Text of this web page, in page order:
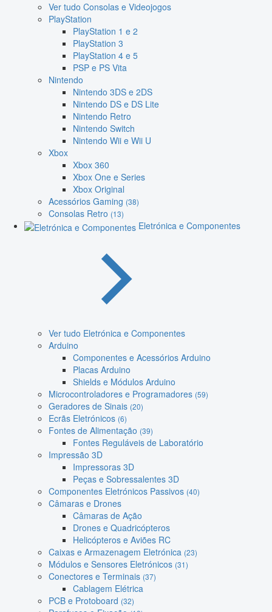
Ver tudo Consolas e Videojogos
PlayStation
PlayStation 1 e 2
PlayStation 3
PlayStation 4 e 5
PSP e PS Vita
Nintendo
Nintendo 3DS e 2DS
Nintendo DS e DS Lite
Nintendo Retro
Nintendo Switch
Nintendo Wii e Wii U
Xbox
Xbox 360
Xbox One e Series
Xbox Original
Acessórios Gaming (38)
Consolas Retro (13)
Eletrónica e Componentes
Ver tudo Eletrónica e Componentes
Arduino
Componentes e Acessórios Arduino
Placas Arduino
Shields e Módulos Arduino
Microcontroladores e Programadores (59)
Geradores de Sinais (20)
Ecrãs Eletrónicos (6)
Fontes de Alimentação (39)
Fontes Reguláveis de Laboratório
Impressão 3D
Impressoras 3D
Peças e Sobressalentes 3D
Componentes Eletrónicos Passivos (40)
Câmaras e Drones
Câmaras de Ação
Drones e Quadricópteros
Helicópteros e Aviões RC
Caixas e Armazenagem Eletrónica (23)
Módulos e Sensores Eletrónicos (31)
Conectores e Terminais (37)
Cablagem Elétrica
PCB e Protoboard (32)